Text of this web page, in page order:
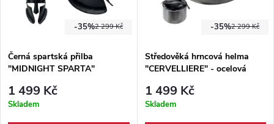
2 299 Kč
-35%
Černá spartská přilba
"MIDNIGHT SPARTA"
1 499 Kč
Skladem
2 299 Kč
-35%
Středověká hrncová helma
"CERVELLIERE" - ocelová
1 499 Kč
Skladem